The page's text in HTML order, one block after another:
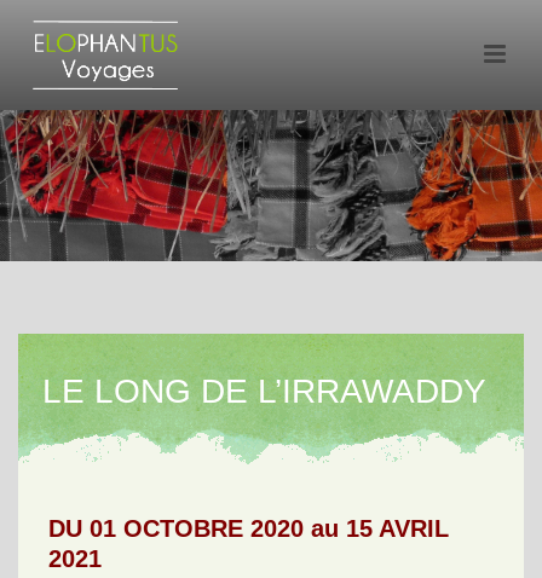
LE LONG DE L’IRRAWADDY
DU 01 OCTOBRE 2020 au 15 AVRIL
2021